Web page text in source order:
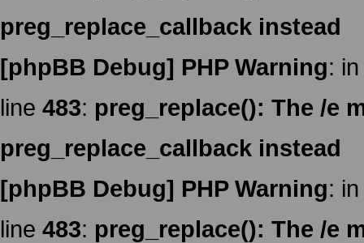
preg_replace_callback instead
[phpBB Debug] PHP Warning:
line 483: preg_replace(): The /e
preg_replace_callback instead
[phpBB Debug] PHP Warning:
line 483: preg_replace(): The /e